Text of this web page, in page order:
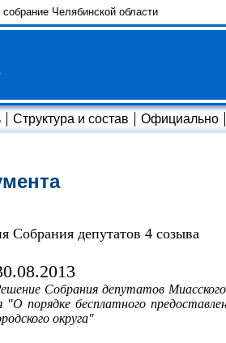
Челябинской области
Структура и состав Официально
Собрания депутатов 4 созыва
Собрания депутатов
порядке бесплатного
округа"